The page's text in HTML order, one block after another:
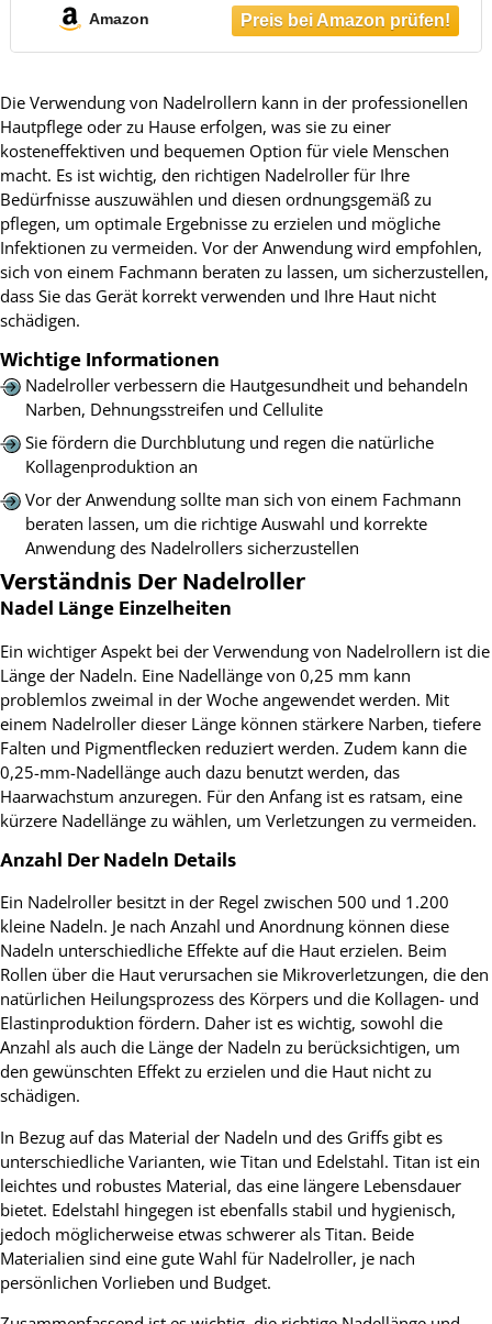
Amazon
Die Verwendung von Nadelrollern kann in der professionellen
Hautpflege oder zu Hause erfolgen, was sie zu einer
kosteneffektiven und bequemen Option für viele Menschen
macht. Es ist wichtig, den richtigen Nadelroller für Ihre
Bedürfnisse auszuwählen und diesen ordnungsgemäß zu
pflegen, um optimale Ergebnisse zu erzielen und mögliche
Infektionen zu vermeiden. Vor der Anwendung wird empfohlen,
sich von einem Fachmann beraten zu lassen, um sicherzustellen,
dass Sie das Gerät korrekt verwenden und Ihre Haut nicht
schädigen.
Wichtige Informationen
Nadelroller verbessern die Hautgesundheit und behandeln
Narben, Dehnungsstreifen und Cellulite
Sie fördern die Durchblutung und regen die natürliche
Kollagenproduktion an
Vor der Anwendung sollte man sich von einem Fachmann
beraten lassen, um die richtige Auswahl und korrekte
Anwendung des Nadelrollers sicherzustellen
Verständnis Der Nadelroller
Nadel Länge Einzelheiten
Ein wichtiger Aspekt bei der Verwendung von Nadelrollern ist die
Länge der Nadeln. Eine Nadellänge von 0,25 mm kann
problemlos zweimal in der Woche angewendet werden. Mit
einem Nadelroller dieser Länge können stärkere Narben, tiefere
Falten und Pigmentflecken reduziert werden. Zudem kann die
0,25-mm-Nadellänge auch dazu benutzt werden, das
Haarwachstum anzuregen. Für den Anfang ist es ratsam, eine
kürzere Nadellänge zu wählen, um Verletzungen zu vermeiden.
Anzahl Der Nadeln Details
Ein Nadelroller besitzt in der Regel zwischen 500 und 1.200
kleine Nadeln. Je nach Anzahl und Anordnung können diese
Nadeln unterschiedliche Effekte auf die Haut erzielen. Beim
Rollen über die Haut verursachen sie Mikroverletzungen, die den
natürlichen Heilungsprozess des Körpers und die Kollagen- und
Elastinproduktion fördern. Daher ist es wichtig, sowohl die
Anzahl als auch die Länge der Nadeln zu berücksichtigen, um
den gewünschten Effekt zu erzielen und die Haut nicht zu
schädigen.
In Bezug auf das Material der Nadeln und des Griffs gibt es
unterschiedliche Varianten, wie Titan und Edelstahl. Titan ist ein
leichtes und robustes Material, das eine längere Lebensdauer
bietet. Edelstahl hingegen ist ebenfalls stabil und hygienisch,
jedoch möglicherweise etwas schwerer als Titan. Beide
Materialien sind eine gute Wahl für Nadelroller, je nach
persönlichen Vorlieben und Budget.